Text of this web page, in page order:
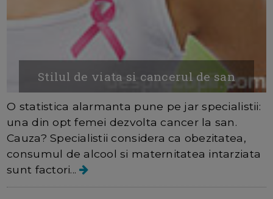
Stilul de viata si cancerul de san
O statistica alarmanta pune pe jar specialistii:
una din opt femei dezvolta cancer la san.
Cauza? Specialistii considera ca obezitatea,
consumul de alcool si maternitatea intarziata
sunt factori...